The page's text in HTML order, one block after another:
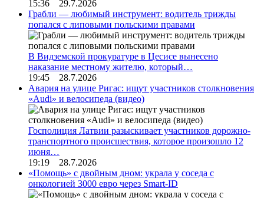
15:36 29.7.2026
Грабли — любимый инструмент: водитель трижды
попался с липовыми польскими правами
В Видземской прокуратуре в Цесисе вынесено
наказание местному жителю, который…
19:45 28.7.2026
Авария на улице Ригас: ищут участников столкновения
«Audi» и велосипеда (видео)
Госполиция Латвии разыскивает участников дорожно-
транспортного происшествия, которое произошло 12
июня…
19:19 28.7.2026
«Помощь» с двойным дном: украла у соседа с
онкологией 3000 евро через Smart-ID